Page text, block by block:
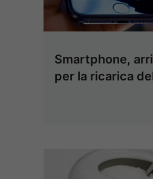
Smartphone,
per la ricarica